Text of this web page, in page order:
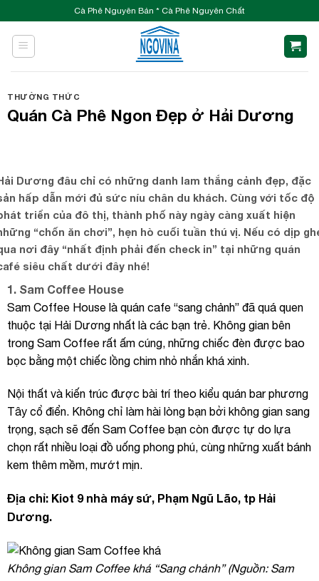
to
content
Cà Phê Nguyên Bản * Cà Phê Nguyên Chất
THƯỜNG THỨC
Quán Cà Phê Ngon Đẹp ở Hải Dương
Dương đâu chỉ có những danh lam thắng cảnh đẹp, đặc
hấp dẫn mới đủ sức níu chân du khách. Cùng với tốc độ
triển của đô thị, thành phố này ngày càng xuất hiện
“chốn ăn chơi”, hẹn hò cuối tuần thú vị. Nếu có dịp
nơi đây “nhất định phải đến check in” tại những quán
siêu chất dưới đây nhé!
1. Sam Coffee House
Sam Coffee House là quán cafe “sang chảnh” đã quá quen
thuộc tại Hải Dương nhất là các bạn trẻ. Không gian bên
trong Sam Coffee rất ấm cúng, những chiếc đèn được bao
bọc bằng một chiếc lồng chim nhỏ nhắn khá xinh.
Nội thất và kiến trúc được bài trí theo kiểu quán bar phương
Tây cổ điển. Không chỉ làm hài lòng bạn bởi không gian sang
trọng, sạch sẽ đến Sam Coffee bạn còn được tự do lựa
chọn rất nhiều loại đồ uống phong phú, cùng những xuất bánh
kem thêm mềm, mướt mịn.
Địa chỉ: Kiot 9 nhà máy sứ, Phạm Ngũ Lão, tp Hải
Dương.
Không gian Sam Coffee khá “Sang chảnh” (Nguồn: Sam